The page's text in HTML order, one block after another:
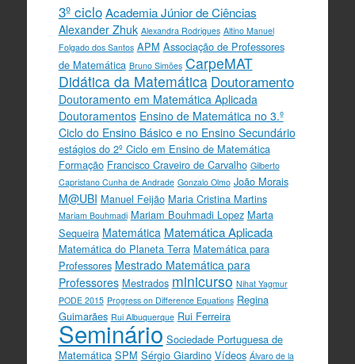
3º ciclo Academia Júnior de Ciências
Alexander Zhuk Alexandra Rodrigues Altino Manuel
Folgado dos Santos APM Associação de Professores
de Matemática Bruno Simões CarpeMAT
Didática da Matemática Doutoramento
Doutoramento em Matemática Aplicada
Doutoramentos Ensino de Matemática no 3.º
Ciclo do Ensino Básico e no Ensino Secundário
estágios do 2º Ciclo em Ensino de Matemática
Formação Francisco Craveiro de Carvalho Gilberto
Capristano Cunha de Andrade Gonzalo Olmo João Morais
M@UBI Manuel Feijão Maria Cristina Martins
Mariam Bouhmadi Mariam Bouhmadi Lopez Marta
Sequeira Matemática Matemática Aplicada
Matemática do Planeta Terra Matemática para
Professores Mestrado Matemática para
Professores Mestrados minicurso Nihat Yagmur
PODE 2015 Progress on Difference Equations Regina
Guimarães Rui Albuquerque Rui Ferreira
Seminário Sociedade Portuguesa de
Matemática SPM Sérgio Giardino Vídeos Álvaro de la